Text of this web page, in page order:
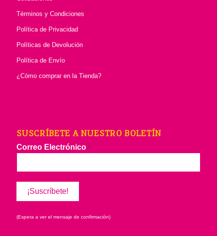
Términos y Condiciones
Política de Privacidad
Políticas de Devolución
Política de Envío
¿Cómo comprar en la Tienda?
SUSCRÍBETE A NUESTRO BOLETÍN
Correo Electrónico *
(Espera a ver el mensaje de confirmación)